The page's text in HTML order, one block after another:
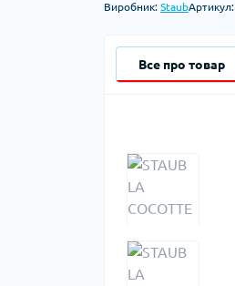
Виробник: StaubАртикул:
Все про товар